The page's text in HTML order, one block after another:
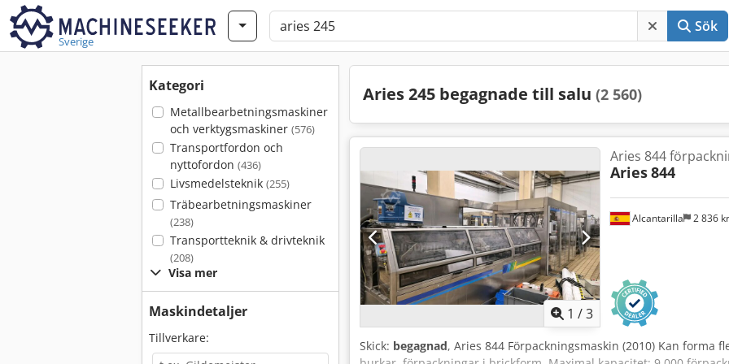
Sverige
Sök
Kategori
Metallbearbetningsmaskiner
och verktygsmaskiner (576)
Transportfordon och
nyttofordon (436)
Livsmedelsteknik (255)
Träbearbetningsmaskiner
(238)
Transportteknik & drivteknik
(208)
Visa mer
Maskindetaljer
Tillverkare:
Aries 245 begagnade till salu (2 560)
1 /3
Alcantarilla 2 836
Aries 844
Aries844
Skick: begagnad, Aries 844 Förpackningsmaskin (2010) Kan forma